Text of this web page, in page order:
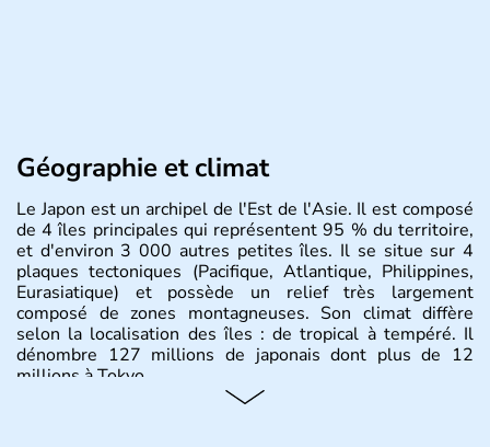
Géographie et climat
Le Japon est un archipel de l'Est de l'Asie. Il est composé
de 4 îles principales qui représentent 95 % du territoire,
et d'environ 3 000 autres petites îles. Il se situe sur 4
plaques tectoniques (Pacifique, Atlantique, Philippines,
Eurasiatique) et possède un relief très largement
composé de zones montagneuses. Son climat diffère
selon la localisation des îles : de tropical à tempéré. Il
dénombre 127 millions de japonais dont plus de 12
millions à Tokyo.